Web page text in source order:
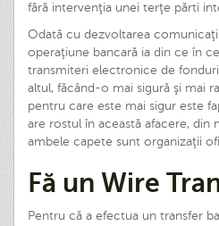
fără intervenţia unei terţe părti
Odată cu dezvoltarea
operaţiune bancară ia din ce în
transmiteri electronice de
altul, făcând-o mai sigură şi mai
pentru care este mai sigur este
are rostul în această afacere, din
ambele capete sunt organizaţii
Fă un Wire
Pentru că a efectua un transfer